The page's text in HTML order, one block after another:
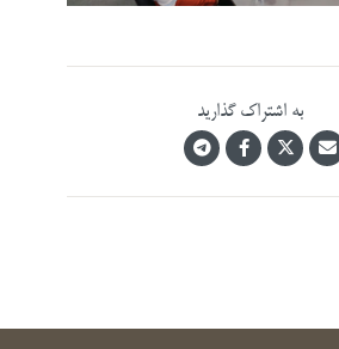
به اشتراک گذارید